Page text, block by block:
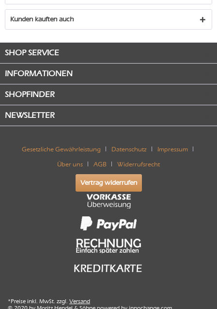
Kunden kauften auch
SHOP SERVICE
INFORMATIONEN
SHOPFINDER
NEWSLETTER
Gesetzliche Gewährleistung Datenschutz Impressum
Über uns AGB Widerrufsrecht
Vertrag widerrufen
*Preise inkl. MwSt. zzgl. Versand